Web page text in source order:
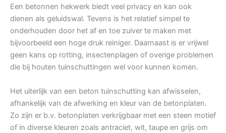
Een betonnen hekwerk biedt veel privacy en kan ook
dienen als geluidswal. Tevens is het relatief simpel te
onderhouden door het af en toe zuiver te maken met
bijvoorbeeld een hoge druk reiniger. Daarnaast is er vrijwel
geen kans op rotting, insectenplagen of overige problemen
die bij houten tuinschuttingen wel voor kunnen komen.
Het uiterlijk van een beton tuinschutting kan afwisselen,
afhankelijk van de afwerking en kleur van de betonplaten.
Zo zijn er b.v. betonplaten verkrijgbaar met een steen motief
of in diverse kleuren zoals antraciet, wit, taupe en grijs om